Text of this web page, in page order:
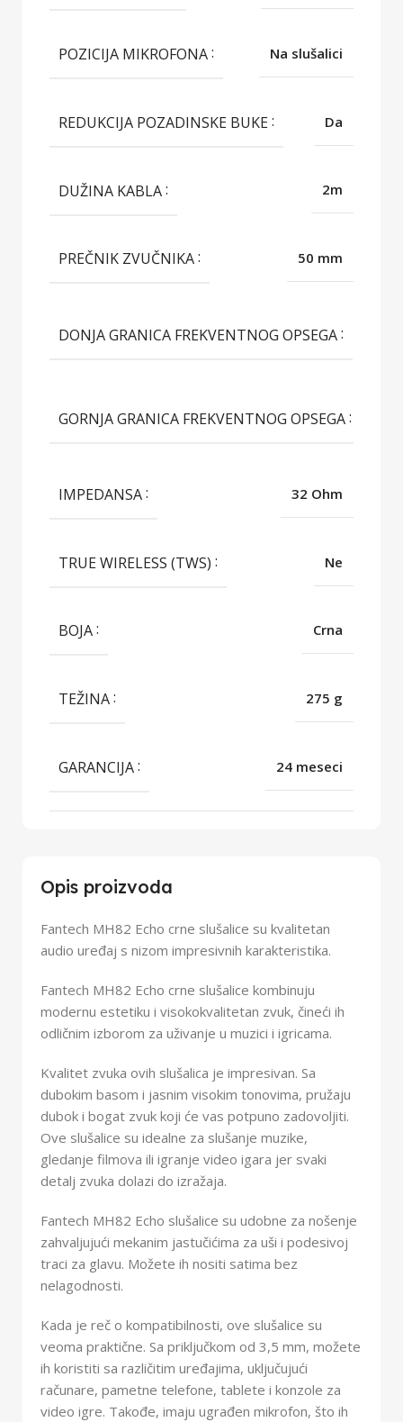
Opis proizvoda
Fantech MH82 Echo crne slušalice su kvalitetan
audio uređaj s nizom impresivnih karakteristika.
Fantech MH82 Echo crne slušalice kombinuju
modernu estetiku i visokokvalitetan zvuk, čineći ih
odličnim izborom za uživanje u muzici i igricama.
Kvalitet zvuka ovih slušalica je impresivan. Sa
dubokim basom i jasnim visokim tonovima, pružaju
dubok i bogat zvuk koji će vas potpuno zadovoljiti.
Ove slušalice su idealne za slušanje muzike,
gledanje filmova ili igranje video igara jer svaki
detalj zvuka dolazi do izražaja.
Fantech MH82 Echo slušalice su udobne za nošenje
zahvaljujući mekanim jastučićima za uši i podesivoj
traci za glavu. Možete ih nositi satima bez
nelagodnosti.
Kada je reč o kompatibilnosti, ove slušalice su
veoma praktične. Sa priključkom od 3,5 mm, možete
ih koristiti sa različitim uređajima, uključujući
računare, pametne telefone, tablete i konzole za
video igre. Takođe, imaju ugrađen mikrofon, što ih
POZICIJA MIKROFONA Na slušalici
REDUKCIJA POZADINSKE BUKE Da
DUŽINA KABLA 2m
PREČNIK ZVUČNIKA 50 mm
DONJA GRANICA FREKVENTNOG OPSEGA
GORNJA GRANICA FREKVENTNOG OPSEGA
IMPEDANSA 32 Ohm
TRUE WIRELESS (TWS) Ne
BOJA Crna
TEŽINA 275 g
GARANCIJA 24 meseci